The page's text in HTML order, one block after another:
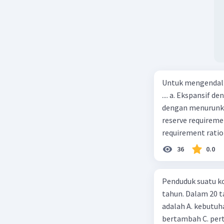
Untuk
.... a. Ekspansif
dengan
reserve
requirement ratio
Indonesia
Menimbulkan
kurva jumlah
c. Tingkat bunga
(penawaran
mana bentuk
36 0.0
Penduduk suatu
tahun. Dalam 20
adalah A.
bertambah C.